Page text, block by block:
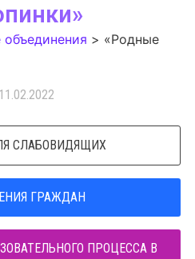
объединения > «Родные
СЛАБОВИДЯЩИХ
ГРАЖДАН
ПРОЦЕССА В